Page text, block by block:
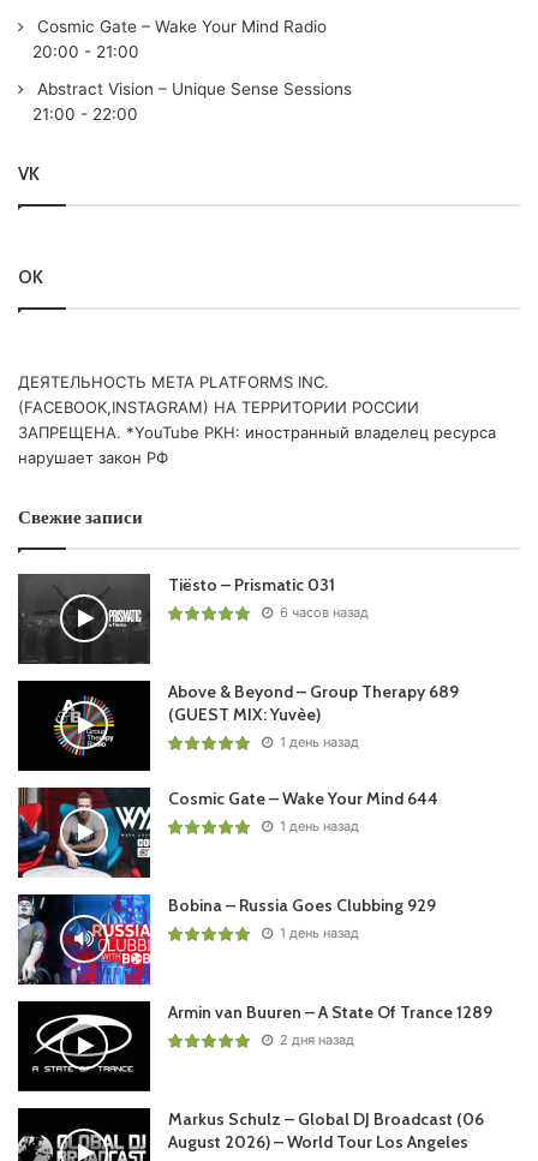
10. Sean Tyas & David Elston – Raindance /Surgikal/
/FSOE/
12. Robert Nickson – Delyo’s Voyage /Pure Trance/
Oh Yeah:
Chillout Moment:
15. Chris Cargo – Fron Within (Resistance) /If You Wait/
Понравился выпуск?
Пользовательская оценка:Будь первым !
Cosmic Gate – Wake Your Mind Radio
20:00 - 21:00
Abstract Vision – Unique Sense Sessions
21:00 - 22:00
VK
OK
ДЕЯТЕЛЬНОСТЬ МЕТА PLATFORMS INC.
(FACEBOOK,INSTAGRAM) НА ТЕРРИТОРИИ РОССИИ
ЗАПРЕЩЕНА. *YouTube РКН: иностранный владелец ресурса
нарушает закон РФ
Свежие записи
Tiësto – Prismatic 031
6 часов назад
Above & Beyond – Group Therapy 689
(GUEST MIX: Yuvèe)
1 день назад
Cosmic Gate – Wake Your Mind 644
1 день назад
Bobina – Russia Goes Clubbing 929
1 день назад
Armin van Buuren – A State Of Trance 1289
2 дня назад
Markus Schulz – Global DJ Broadcast (06
August 2026) – World Tour Los Angeles